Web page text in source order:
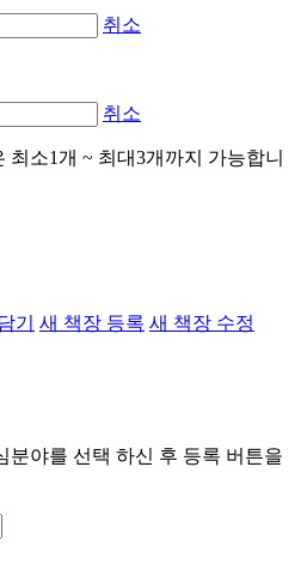
취소
취소
최소1개 ~ 최대3개까지 가능합니
기 새 책장 등록 새 책장 수정
분야를 선택 하신 후 등록 버튼을